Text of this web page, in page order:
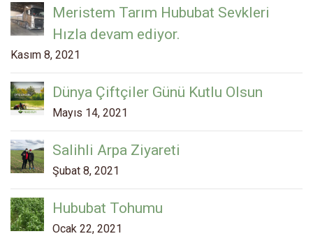
Meristem Tarım Hububat Sevkleri
Hızla devam ediyor.
Kasım 8, 2021
Dünya Çiftçiler Günü Kutlu Olsun
Mayıs 14, 2021
Salihli Arpa Ziyareti
Şubat 8, 2021
Hububat Tohumu
Ocak 22, 2021